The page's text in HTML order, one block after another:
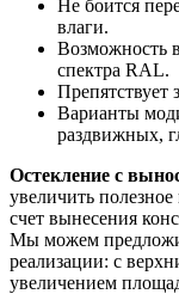
Не боится
влаги.
Возможность
спектра RAL.
Препятствует
Варианты
раздвижных,
Остекление с
увеличить полезное
счет вынесения
Мы можем
реализации: с
увеличением